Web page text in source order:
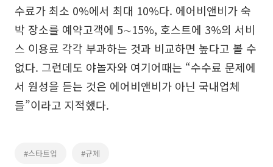
수료가 최소 0%에서 최대 10%다. 에어비앤비가 숙
박 장소를 예약고객에 5∼15%, 호스트에 3%의 서비
스 이용료 각각 부과하는 것과 비교하면 높다고 볼 수
없다. 그런데도 야놀자와 여기어때는 “수수료 문제에
서 원성을 듣는 것은 에어비앤비가 아닌 국내업체
들”이라고 지적했다.
#스타트업 #규제